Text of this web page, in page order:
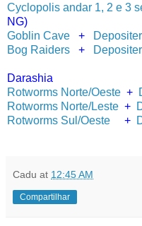
Cyclopolis andar 1, 2 e 3
NG)
Goblin Cave + Depositer
Bog Raiders + Depositer
Darashia
Rotworms Norte/Oeste +
Rotworms Norte/Leste +
Rotworms Sul/Oeste +
Cadu at 12:45 AM
Compartilhar